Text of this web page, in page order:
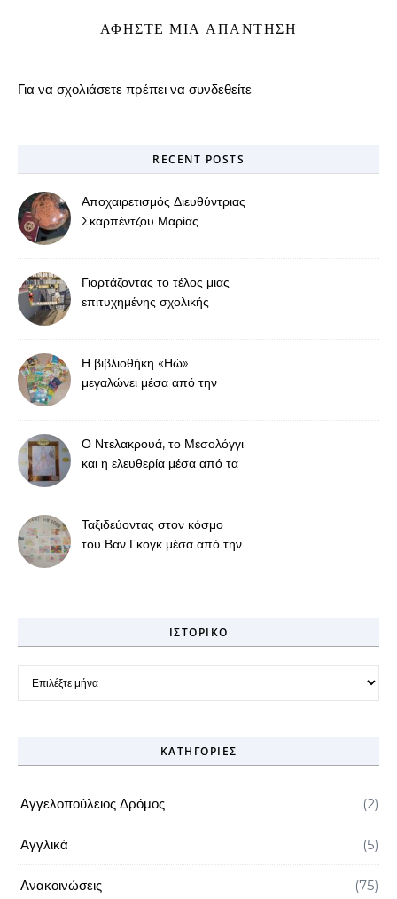
ΑΦΉΣΤΕ ΜΙΑ ΑΠΆΝΤΗΣΗ
Για να σχολιάσετε πρέπει να συνδεθείτε.
RECENT POSTS
Αποχαιρετισμός Διευθύντριας
Σκαρπέντζου Μαρίας
Γιορτάζοντας το τέλος μιας
επιτυχημένης σχολικής
Η βιβλιοθήκη «Ηώ»
μεγαλώνει μέσα από την
Ο Ντελακρουά, το Μεσολόγγι
και η ελευθερία μέσα από τα
Ταξιδεύοντας στον κόσμο
του Βαν Γκογκ μέσα από την
ΙΣΤΟΡΙΚΌ
Ιστορικό
KΑΤΗΓΟΡΊΕΣ
Αγγελοπούλειος Δρόμος (2)
Αγγλικά (5)
Ανακοινώσεις (75)